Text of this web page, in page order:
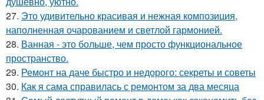
27. Это удивительно красивая и нежная композиция,
наполненная очарованием и светлой гармонией.
28. Ванная - это больше, чем просто функциональное
пространство.
29. Ремонт на даче быстро и недорого: секреты и советы
30. Как я сама справилась с ремонтом за два месяца